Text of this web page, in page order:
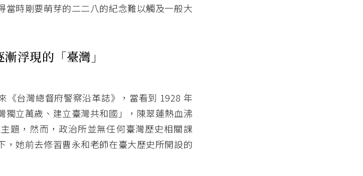
當時剛要萌芽的二二八的紀念難以觸及一般大
浮現的「臺灣」
《台灣總督府警察沿革誌》，當看到 1928 年
獨立萬歲、建立臺灣共和國」，陳翠蓮熱血沸
題，然而，政治所並無任何臺灣歷史相關課
，她前去修習曹永和老師在臺大歷史所開設的